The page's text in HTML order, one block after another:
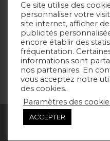
BARÈME D’HONORAIRES
SUIVEZ-NOUS
Copyright & copies. 2020 ©
DROITS
Ce site utilise des
personnaliser votre
site internet, afficher
publicités
encore établir des
fréquentation.
informations sont
nos partenaires. En
vous acceptez notre
des cookies..
Paramètres des
ACCEPTER